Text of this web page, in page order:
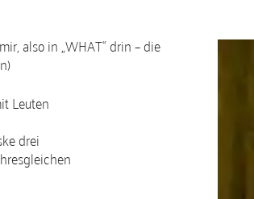
also in „WHAT“ drin – die
Leuten
drei